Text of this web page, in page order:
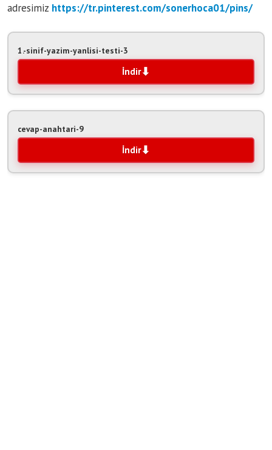
adresimiz https://tr.pinterest.com/sonerhoca01/pins/
1.-sinif-yazim-yanlisi-testi-3
İndir
cevap-anahtari-9
İndir